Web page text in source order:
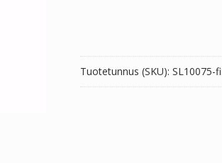
Tuotetunnus (SKU): SL10075-